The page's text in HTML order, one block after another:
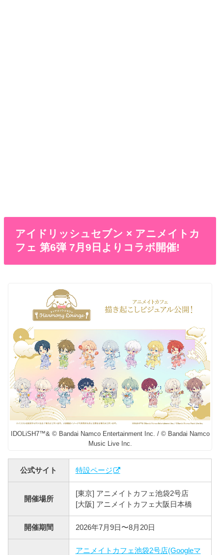
アイドリッシュセブン × アニメイトカ
フェ 第6弾 7月9日よりコラボ開催!
IDOLiSH7™& © Bandai Namco Entertainment Inc. / © Bandai Namco
Music Live Inc.
公式サイト 特設ページ
開催場所
[東京] アニメイトカフェ池袋2号店
[大阪] アニメイトカフェ大阪日本橋
開催期間 2026年7月9日〜8月20日
アニメイトカフェ池袋2号店(Googleマ